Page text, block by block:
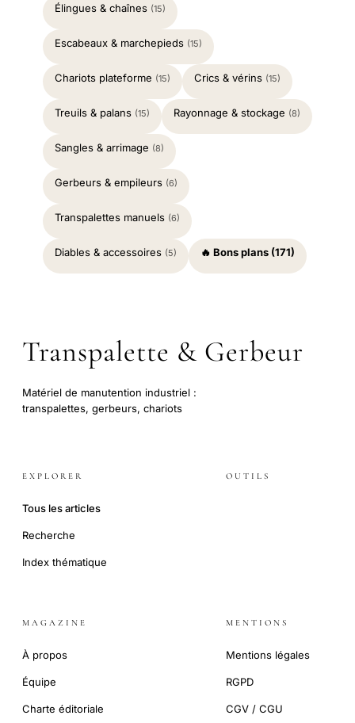
Élingues & chaînes (15)
Escabeaux & marchepieds (15)
Chariots plateforme (15) Crics & vérins (15)
Treuils & palans (15) Rayonnage & stockage (8)
Sangles & arrimage (8)
Gerbeurs & empileurs (6)
Transpalettes manuels (6)
Diables & accessoires (5) 🔥 Bons plans (171)
Transpalette & Gerbeur
Matériel de manutention industriel :
transpalettes, gerbeurs, chariots
EXPLORER
Tous les articles
Recherche
Index thématique
OUTILS
MAGAZINE
À propos
Équipe
Charte éditoriale
MENTIONS
Mentions légales
RGPD
CGV / CGU